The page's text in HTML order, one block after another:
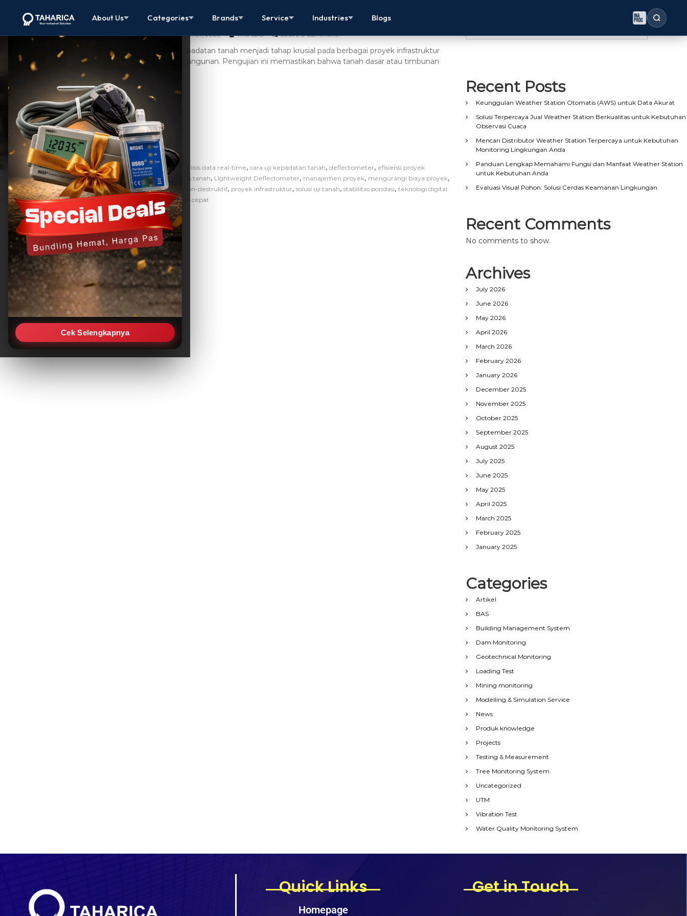
Cek Selengkapnya
About Us Categories Brands Service Industries Blogs
Cara Mempercepat Waktu Uji Kepadatan Tanah
March 27, 2026 THC SEO Leave a Comment
Uji kepadatan tanah menjadi tahap krusial pada berbagai proyek infrastruktur
dan bangunan. Pengujian ini memastikan bahwa tanah dasar atau timbunan
Artikel alat konstruksi,alat uji kepadatan tanah, analisis data real-time, cara uji kepadatan tanah, deflectometer, efisiensi proyek
konstruksi,fungsi HMP LFG,HMP LFG,hmp lfg adalah, kualitas tanah, Lightweight Deflectometer, manajemen proyek, mengurangi biaya proyek,
metode uji kepadatan tanah,pemadatan tanah,pengujian non-destruktif, proyek infrastruktur, solusi uji tanah, stabilitas pondasi, teknologi digital
konstruksi,teknologi konstruksi,uji kepadatan tanah ,uji tanah cepat
Search
Recent Posts
Keunggulan Weather Station Otomatis (AWS) untuk Data Akurat
Solusi Terpercaya Jual Weather Station Berkualitas untuk Kebutuhan
Observasi Cuaca
Mencari Distributor Weather Station Terpercaya untuk Kebutuhan
Monitoring Lingkungan Anda
Panduan Lengkap Memahami Fungsi dan Manfaat Weather Station
untuk Kebutuhan Anda
Evaluasi Visual Pohon: Solusi Cerdas Keamanan Lingkungan
Recent Comments
No comments to show.
Archives
July 2026
June 2026
May 2026
April 2026
March 2026
February 2026
January 2026
December 2025
November 2025
October 2025
September 2025
August 2025
July 2025
June 2025
May 2025
April 2025
March 2025
February 2025
January 2025
Categories
Artikel
BAS
Building Management System
Dam Monitoring
Geotechnical Monitoring
Loading Test
Mining monitoring
Modelling & Simulation Service
News
Produk knowledge
Projects
Testing & Measurement
Tree Monitoring System
Uncategorized
UTM
Vibration Test
Water Quality Monitoring System
Quick Links
Homepage
Get in Touch